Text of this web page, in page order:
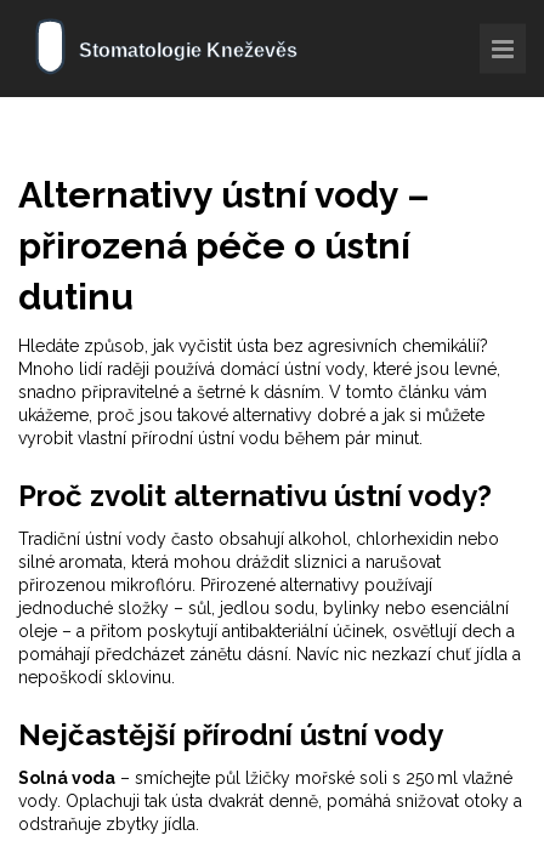
Alternativy ústní vody –
přirozená péče o ústní
dutinu
Hledáte způsob, jak vyčistit ústa bez agresivních chemikálií?
Mnoho lidí raději používá domácí ústní vody, které jsou levné,
snadno připravitelné a šetrné k dásním. V tomto článku vám
ukážeme, proč jsou takové alternativy dobré a jak si můžete
vyrobit vlastní přírodní ústní vodu během pár minut.
Proč zvolit alternativu ústní vody?
Tradiční ústní vody často obsahují alkohol, chlorhexidin nebo
silné aromata, která mohou dráždit sliznici a narušovat
přirozenou mikroflóru. Přirozené alternativy používají
jednoduché složky – sůl, jedlou sodu, bylinky nebo esenciální
oleje – a přitom poskytují antibakteriální účinek, osvětlují dech a
pomáhají předcházet zánětu dásní. Navíc nic nezkazí chuť jídla a
nepoškodí sklovinu.
Nejčastější přírodní ústní vody
Solná voda – smíchejte půl lžičky mořské soli s 250 ml vlažné
vody. Oplachuji tak ústa dvakrát denně, pomáhá snižovat otoky a
odstraňuje zbytky jídla.